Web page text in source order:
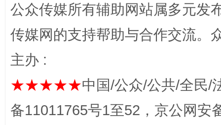
东山县通报“牛蛙产品抗生素超标问题” 法
公众传媒所有辅助网站属多元发
传媒网的支持帮助与合作交流。
主办 :
★★★★★中国/公众/公共/全民/
备11011765号1至52，京公网安